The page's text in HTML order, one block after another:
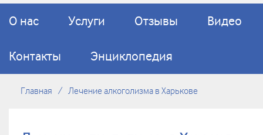
О нас Услуги Отзывы Видео
Контакты Энциклопедия
Главная Лечение алкоголизма в Харькове